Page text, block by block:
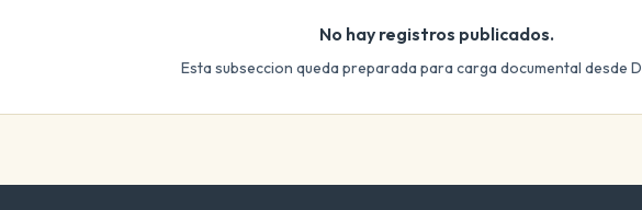
No hay registros publicados.
Esta subseccion queda preparada para carga documental desde